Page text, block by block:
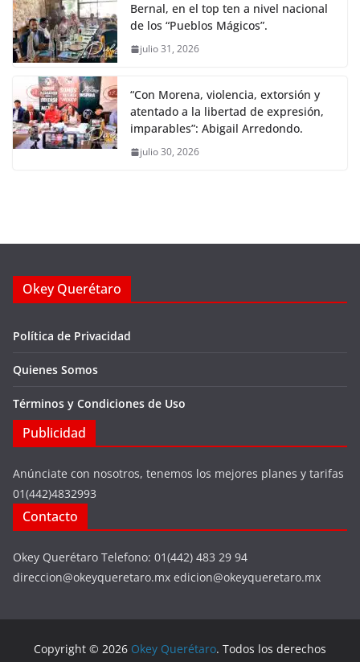
Bernal, en el top ten a nivel nacional
de los “Pueblos Mágicos”.
julio 31, 2026
“Con Morena, violencia, extorsión y
atentado a la libertad de expresión,
imparables”: Abigail Arredondo.
julio 30, 2026
Okey Querétaro
Política de Privacidad
Quienes Somos
Términos y Condiciones de Uso
Publicidad
Anúnciate con nosotros, tenemos los mejores planes y tarifas
01(442)4832993
Contacto
Okey Querétaro Telefono: 01(442) 483 29 94
direccion@okeyqueretaro.mx edicion@okeyqueretaro.mx
Copyright © 2026 Okey Querétaro. Todos los derechos